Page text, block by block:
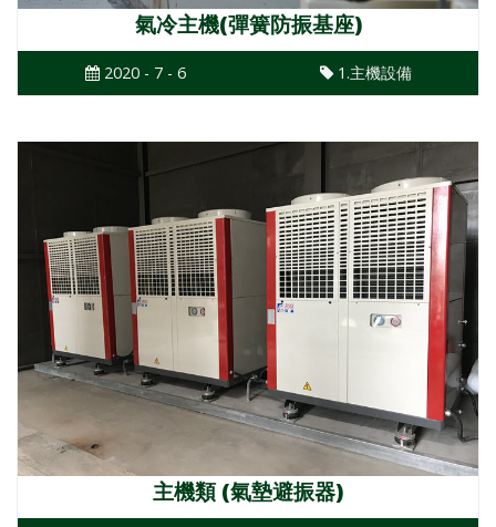
氣冷主機(彈簧防振基座)
2020 - 7 - 6 1.主機設備
主機類 (氣墊避振器)